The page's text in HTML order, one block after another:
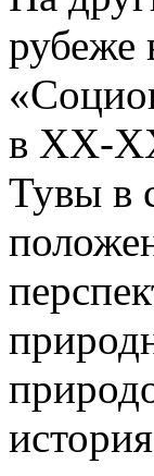
рубеже
в XX-
Тувы в